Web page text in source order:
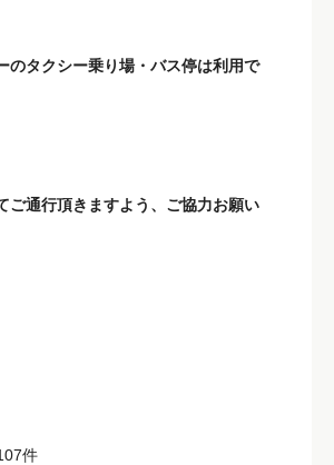
のタクシー乗り場・バス停は利用で
ご通行頂きますよう、ご協力お願い
件